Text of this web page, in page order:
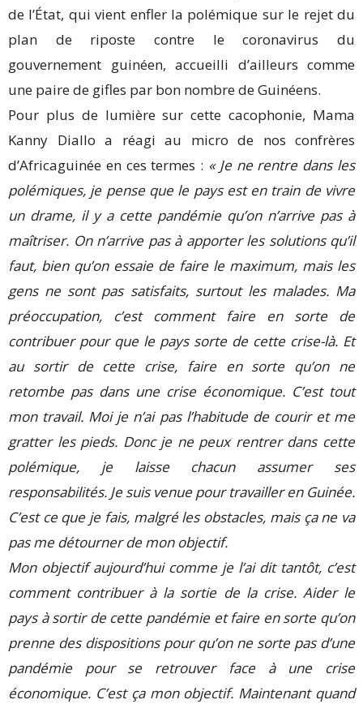
de l’État, qui vient enfler la polémique sur le rejet du
plan de riposte contre le coronavirus du
gouvernement guinéen, accueilli d’ailleurs comme
une paire de gifles par bon nombre de Guinéens.
Pour plus de lumière sur cette cacophonie, Mama
Kanny Diallo a réagi au micro de nos confrères
d’Africaguinée en ces termes : « Je ne rentre dans les
polémiques, je pense que le pays est en train de vivre
un drame, il y a cette pandémie qu’on n’arrive pas à
maîtriser. On n’arrive pas à apporter les solutions qu’il
faut, bien qu’on essaie de faire le maximum, mais les
gens ne sont pas satisfaits, surtout les malades. Ma
préoccupation, c’est comment faire en sorte de
contribuer pour que le pays sorte de cette crise-là. Et
au sortir de cette crise, faire en sorte qu’on ne
retombe pas dans une crise économique. C’est tout
mon travail. Moi je n’ai pas l’habitude de courir et me
gratter les pieds. Donc je ne peux rentrer dans cette
polémique, je laisse chacun assumer ses
responsabilités. Je suis venue pour travailler en Guinée.
C’est ce que je fais, malgré les obstacles, mais ça ne va
pas me détourner de mon objectif.
Mon objectif aujourd’hui comme je l’ai dit tantôt, c’est
comment contribuer à la sortie de la crise. Aider le
pays à sortir de cette pandémie et faire en sorte qu’on
prenne des dispositions pour qu’on ne sorte pas d’une
pandémie pour se retrouver face à une crise
économique. C’est ça mon objectif. Maintenant quand